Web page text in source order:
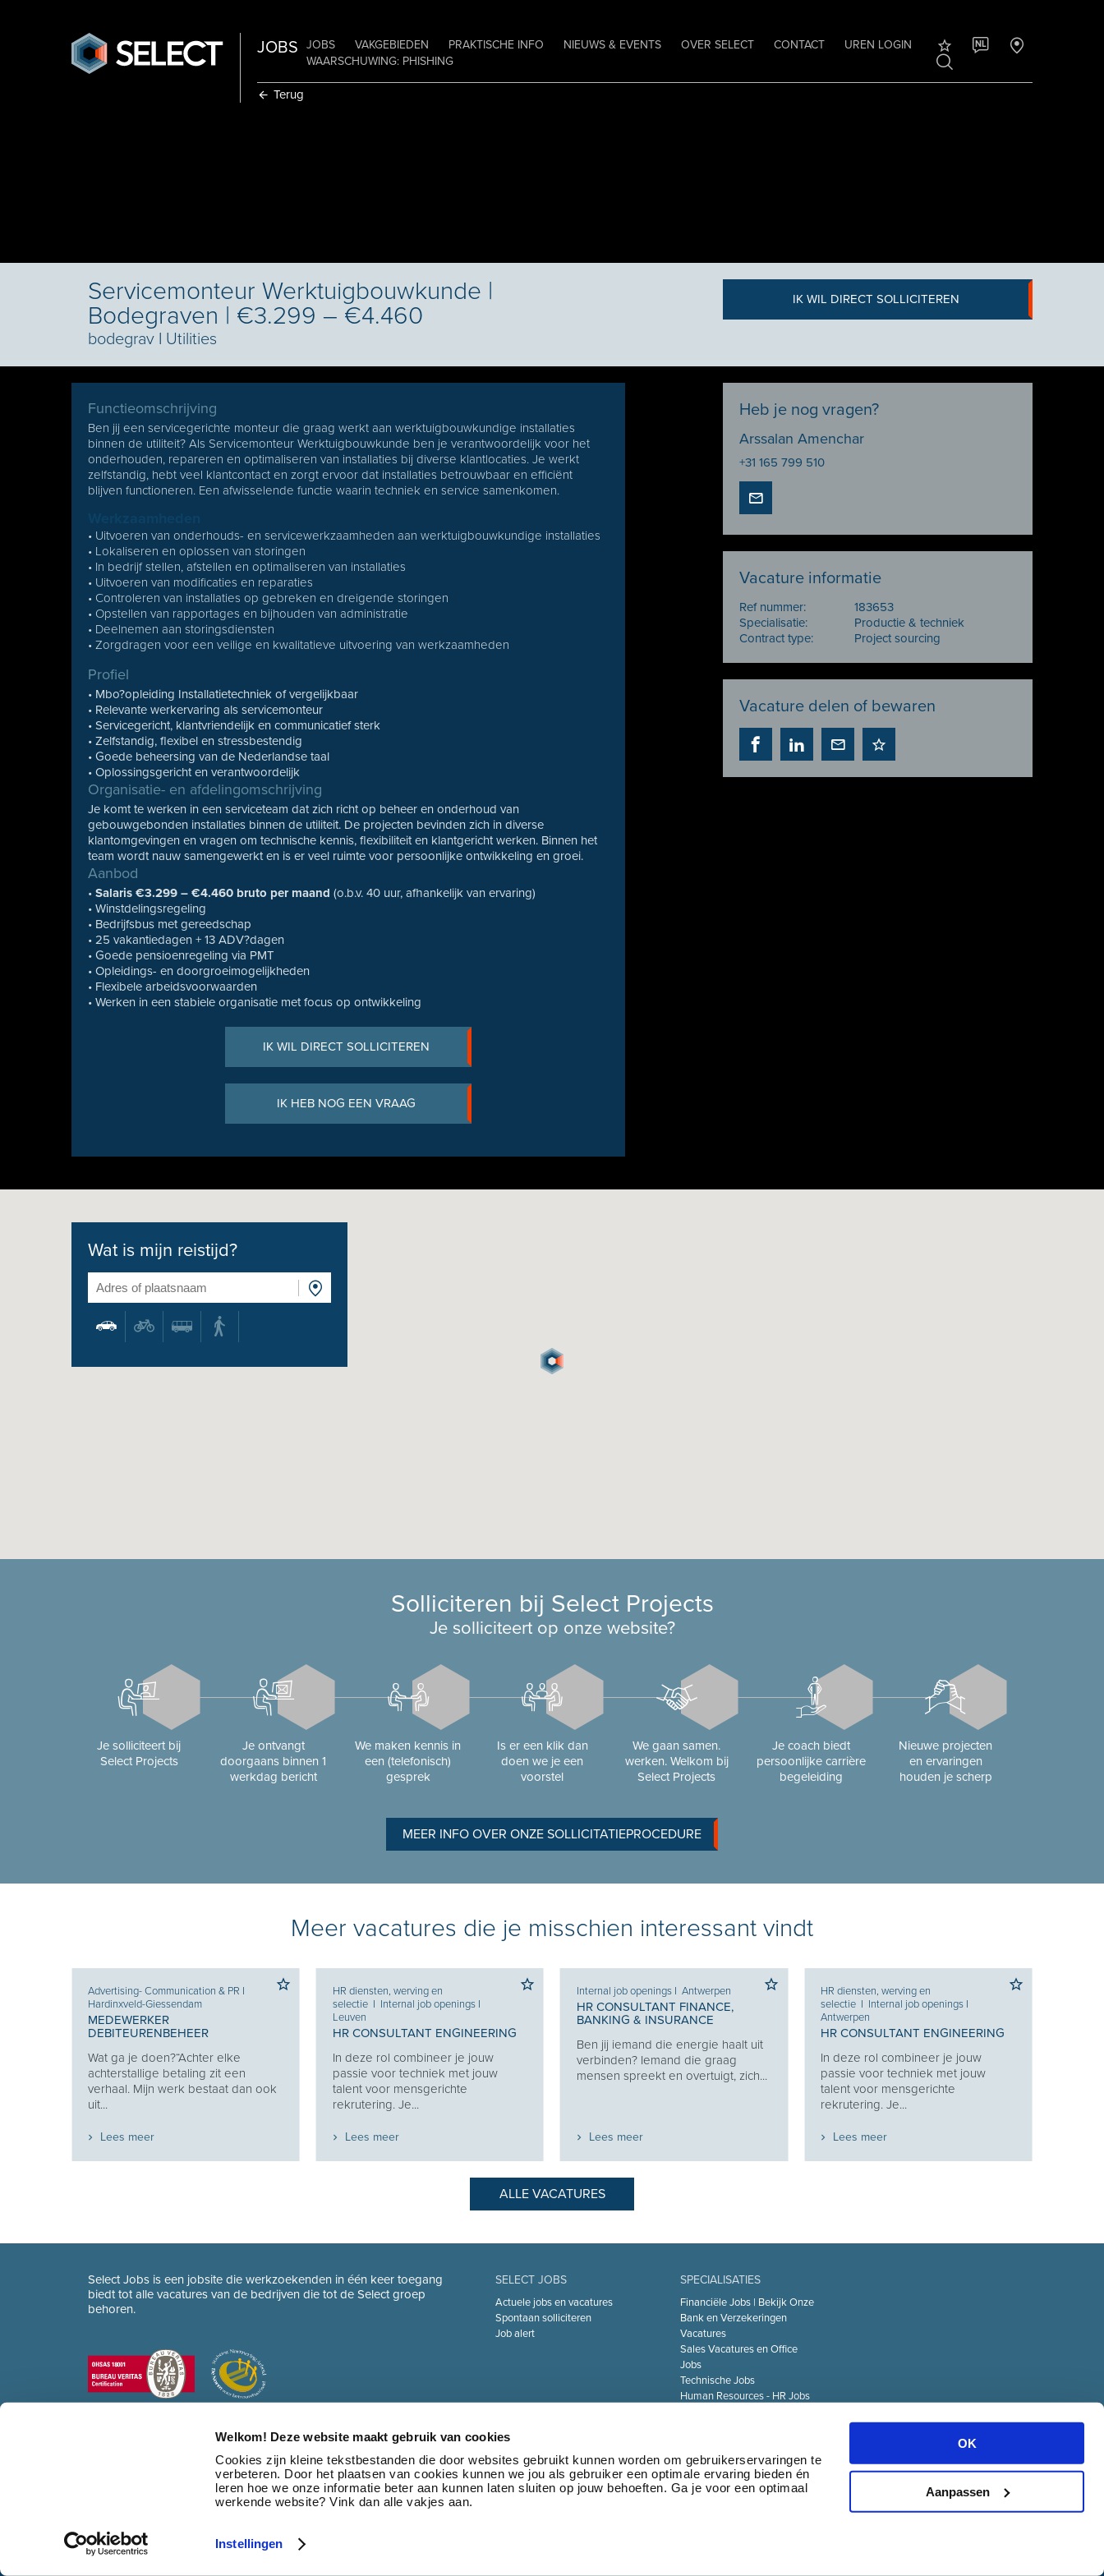
Welkom! Deze website maakt gebruik van cookies
Cookies zijn kleine tekstbestanden die door websites gebruikt kunnen worden om gebruikerservaringen te
verbeteren. Door het plaatsen van cookies kunnen we jou als gebruiker een optimale ervaring bieden én
leren hoe we onze informatie beter aan kunnen laten sluiten op jouw behoeften. Ga je voor een optimaal
werkende website? Vink dan alle vakjes aan.
Instellingen
OK
Aanpassen
JOBS JOBS VAKGEBIEDEN PRAKTISCHE INFO NIEUWS & EVENTS OVER SELECT CONTACT
UREN LOGIN
WAARSCHUWING: PHISHING
NL
Terug
Servicemonteur Werktuigbouwkunde |
Bodegraven | €3.299 – €4.460
bodegrav I Utilities
IK WIL DIRECT SOLLICITEREN
Functieomschrijving
Ben jij een servicegerichte monteur die graag werkt aan werktuigbouwkundige installaties
binnen de utiliteit? Als Servicemonteur Werktuigbouwkunde ben je verantwoordelijk voor het
onderhouden, repareren en optimaliseren van installaties bij diverse klantlocaties. Je werkt
zelfstandig, hebt veel klantcontact en zorgt ervoor dat installaties betrouwbaar en efficiënt
blijven functioneren. Een afwisselende functie waarin techniek en service samenkomen.
• Uitvoeren van onderhouds- en servicewerkzaamheden aan werktuigbouwkundige installaties
• Lokaliseren en oplossen van storingen
• In bedrijf stellen, afstellen en optimaliseren van installaties
• Uitvoeren van modificaties en reparaties
• Controleren van installaties op gebreken en dreigende storingen
• Opstellen van rapportages en bijhouden van administratie
• Deelnemen aan storingsdiensten
• Zorgdragen voor een veilige en kwalitatieve uitvoering van werkzaamheden
Profiel
• Mbo?opleiding Installatietechniek of vergelijkbaar
• Relevante werkervaring als servicemonteur
• Servicegericht, klantvriendelijk en communicatief sterk
• Zelfstandig, flexibel en stressbestendig
• Goede beheersing van de Nederlandse taal
• Oplossingsgericht en verantwoordelijk
Organisatie- en afdelingomschrijving
Je komt te werken in een serviceteam dat zich richt op beheer en onderhoud van
gebouwgebonden installaties binnen de utiliteit. De projecten bevinden zich in diverse
klantomgevingen en vragen om technische kennis, flexibiliteit en klantgericht werken. Binnen het
team wordt nauw samengewerkt en is er veel ruimte voor persoonlijke ontwikkeling en groei.
Aanbod
•Salaris €3.299 – €4.460 bruto per maand (o.b.v. 40 uur, afhankelijk van ervaring)
• Winstdelingsregeling
• Bedrijfsbus met gereedschap
• 25 vakantiedagen + 13 ADV?dagen
• Goede pensioenregeling via PMT
• Opleidings- en doorgroeimogelijkheden
• Flexibele arbeidsvoorwaarden
• Werken in een stabiele organisatie met focus op ontwikkeling
IK WIL DIRECT SOLLICITEREN
IK HEB NOG EEN VRAAG
Heb je nog vragen?
Arssalan Amenchar
+31 165 799 510
Vacature informatie
Ref nummer:
183653
Specialisatie:
Productie & techniek
Contract type:
Project sourcing
Vacature delen of bewaren
Wat is mijn reistijd?
Solliciteren bij Select Projects
Je solliciteert op onze website?
Je solliciteert bij
Select Projects
Je ontvangt
doorgaans binnen 1
werkdag bericht
We maken kennis in
een (telefonisch)
gesprek
Is er een klik dan
doen we je een
voorstel
We gaan samen.
werken. Welkom bij
Select Projects
Je coach biedt
persoonlijke carrière
begeleiding
Nieuwe projecten
en ervaringen
houden je scherp
MEER INFO OVER ONZE SOLLICITATIEPROCEDURE
Meer vacatures die je misschien interessant vindt
Advertising- Communication & PR I
Hardinxveld-Giessendam
MEDEWERKER
DEBITEURENBEHEER
Wat ga je doen?“Achter elke
achterstallige betaling zit een
verhaal. Mijn werk bestaat dan ook
uit...
Lees meer
HR diensten, werving en
selectie I Internal job openings I
Leuven
HR CONSULTANT ENGINEERING
In deze rol combineer je jouw
passie voor techniek met jouw
talent voor mensgerichte
rekrutering. Je...
Lees meer
Internal job openings I Antwerpen
HR CONSULTANT FINANCE,
BANKING & INSURANCE
Ben jij iemand die energie haalt uit
verbinden? Iemand die graag
mensen spreekt en overtuigt, zich...
Lees meer
HR diensten, werving en
selectie I Internal job openings I
Antwerpen
HR CONSULTANT ENGINEERING
In deze rol combineer je jouw
passie voor techniek met jouw
talent voor mensgerichte
rekrutering. Je...
Lees meer
ALLE VACATURES
Select Jobs is een jobsite die werkzoekenden in één keer toegang
biedt tot alle vacatures van de bedrijven die tot de Select groep
behoren.
SELECT JOBS
Actuele jobs en vacatures
Spontaan solliciteren
Job alert
SPECIALISATIES
Financiële Jobs | Bekijk Onze
Bank en Verzekeringen
Vacatures
Sales Vacatures en Office
Jobs
Technische Jobs
Human Resources - HR Jobs
Transport & Logistiek Jobs
Marketing & communicatie
Jobs
© 2026 Select Jobs • HR dienstverlening